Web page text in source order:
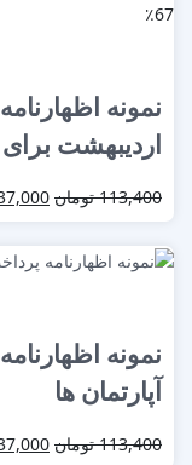
٪67
نمونه
اردیبهشت
113,400 تومان
نمونه
آپارتمان ها
113,400 تومان